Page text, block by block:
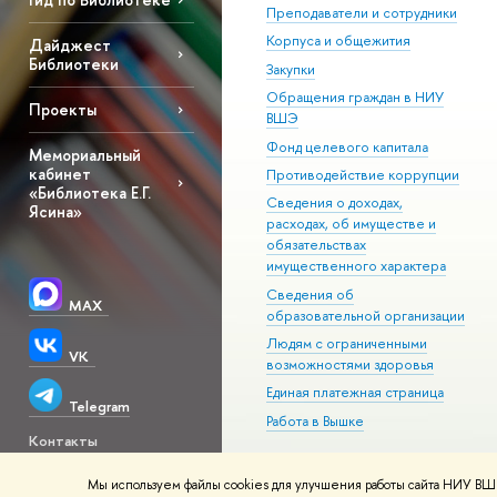
Мы используем файлы cookies для улучшения работы сайта НИУ
Дайджест
Библиотеки
Проекты
Мемориальный
кабинет
«Библиотека Е.Г.
Ясина»
MAX
VK
Telegram
Контакты
Преподаватели и сотрудники
Корпуса и общежития
Закупки
Обращения граждан в НИУ
ВШЭ
Фонд целевого капитала
Противодействие коррупции
Сведения о доходах,
расходах, об имуществе и
обязательствах
имущественного характера
Сведения об
образовательной организации
Людям с ограниченными
возможностями здоровья
Единая платежная страница
Работа в Вышке
© НИУ ВШЭ 1993–2026 Адреса и